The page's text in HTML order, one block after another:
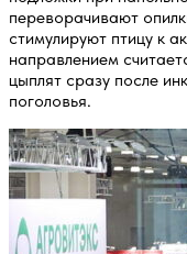
переворачивают
стимулируют птицу к
направлением
цыплят сразу после
поголовья.